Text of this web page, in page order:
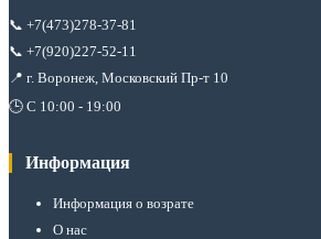
📞 +7(473)278-37-81
📞 +7(920)227-52-11
📍 г. Воронеж, Московский Пр-т 10
🕒 С 10:00 - 19:00
Информация
Информация о возрате
О нас